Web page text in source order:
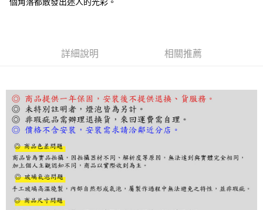
１．簡單：不需註冊會員、不需綁卡、不需儲值。
１．於結帳方式選擇「AFTEE先享後付」後，將跳轉至「AFTEE先享後付」
３．收到繳費通知簡訊後14天內，點擊此簡訊中的連結，可透過四大超商／
ATM／網路銀行／等多元方式進行付款，方視為交易完成。
※ 請注意：結帳手續完成當下不需立刻繳費，但若您需要取消訂單，請聯絡
購買商品的店家。未經商家同意取消之訂單仍視為有效，需透過AFTEE先享
後付繳納相關費用。
是否繳費成功／繳費後需取消欲退款等相關疑問，請聯繫「AFTEE先享後付
客戶支援中心」https://netprotections.freshdesk.com/support/home
【注意事項】
１．透過由恩沛科技股份有限公司提供之「AFTEE先享後付」服務完成之交
易，需依本服務之必要範圍內提供個人資料，並將交易相關給付款項請求債
詳細說明 相關推薦